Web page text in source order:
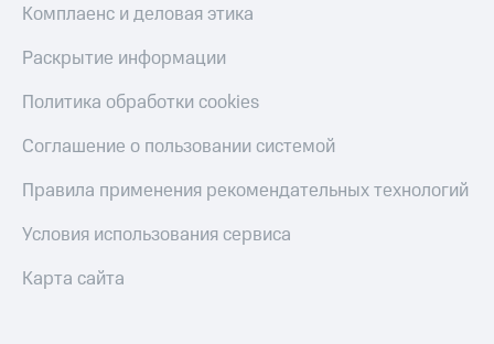
Комплаенс и деловая этика
Раскрытие информации
Политика обработки cookies
Соглашение о пользовании системой
Правила применения рекомендательных технологий
Условия использования сервиса
Карта сайта